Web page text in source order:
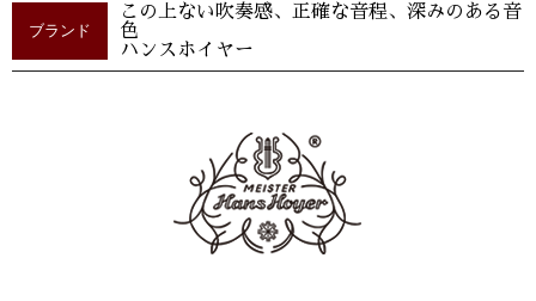
ブランド
この上ない吹奏感、正確な音程、深みのある音
色
ハンスホイヤー